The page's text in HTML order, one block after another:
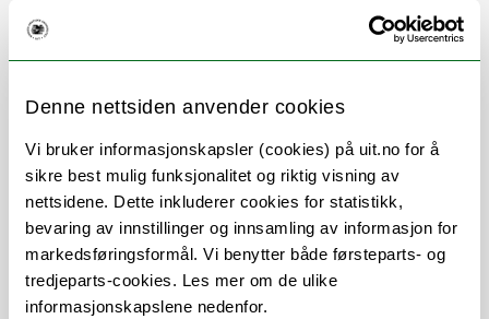
Denne nettsiden anvender cookies
Vi bruker informasjonskapsler (cookies) på uit.no for å
sikre best mulig funksjonalitet og riktig visning av
nettsidene. Dette inkluderer cookies for statistikk,
bevaring av innstillinger og innsamling av informasjon for
markedsføringsformål. Vi benytter både førsteparts- og
tredjeparts-cookies. Les mer om de ulike
informasjonskapslene nedenfor.
Om
Forskning og undervisning
Her finner du meg
Stillingsbeskrivelse
Rådgiver